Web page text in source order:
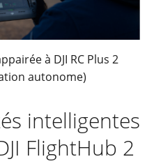
à DJI RC Plus 2
autonome)
intelligentes
FlightHub 2